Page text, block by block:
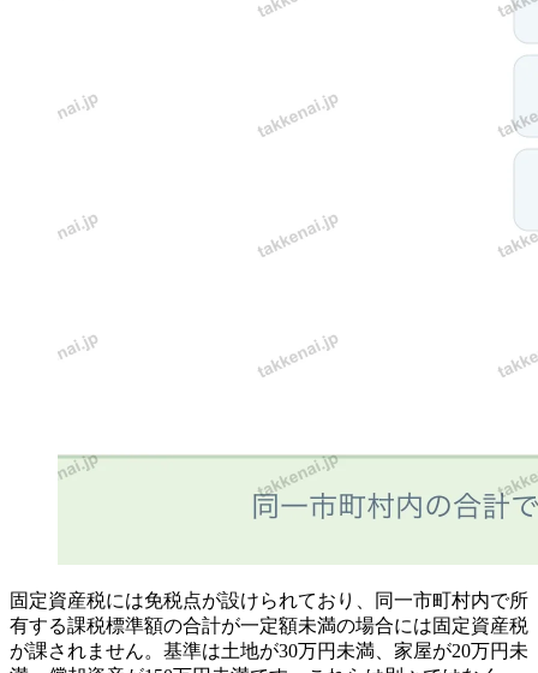
固定資産税には免税点が設けられており、同一市町村内で所
有する課税標準額の合計が一定額未満の場合には固定資産税
が課されません。基準は土地が30万円未満、家屋が20万円未